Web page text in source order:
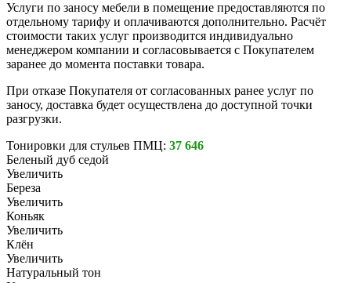
Услуги по заносу мебели в помещение предоставляются по
отдельному тарифу и оплачиваются дополнительно. Расчёт
стоимости таких услуг производится индивидуально
менеджером компании и согласовывается с Покупателем
заранее до момента поставки товара.
При отказе Покупателя от согласованных ранее услуг по
заносу, доставка будет осуществлена до доступной точки
разгрузки.
Тонировки для стульев ПМЦ: 37 646
Беленый дуб седой
Увеличить
Береза
Увеличить
Коньяк
Увеличить
Клён
Увеличить
Натуральный тон